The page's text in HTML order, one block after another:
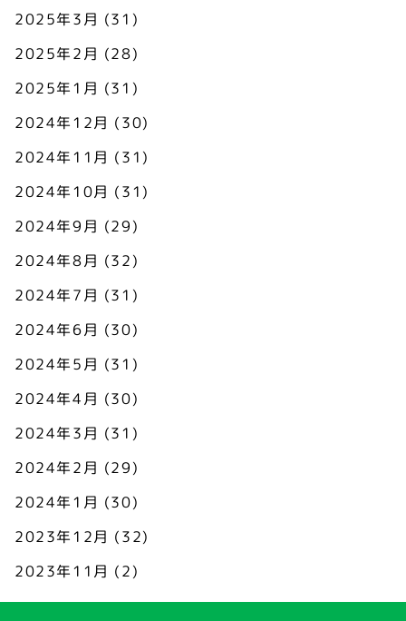
2025年3月 (31)
2025年2月 (28)
2025年1月 (31)
2024年12月 (30)
2024年11月 (31)
2024年10月 (31)
2024年9月 (29)
2024年8月 (32)
2024年7月 (31)
2024年6月 (30)
2024年5月 (31)
2024年4月 (30)
2024年3月 (31)
2024年2月 (29)
2024年1月 (30)
2023年12月 (32)
2023年11月 (2)